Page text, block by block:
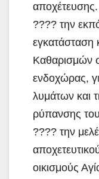
αποχέτευσης.
???? την
εγκατάσταση
Καθαρισμών
ενδοχώρας,
λυμάτων και
ρύπανσης
???? την
οικισμούς